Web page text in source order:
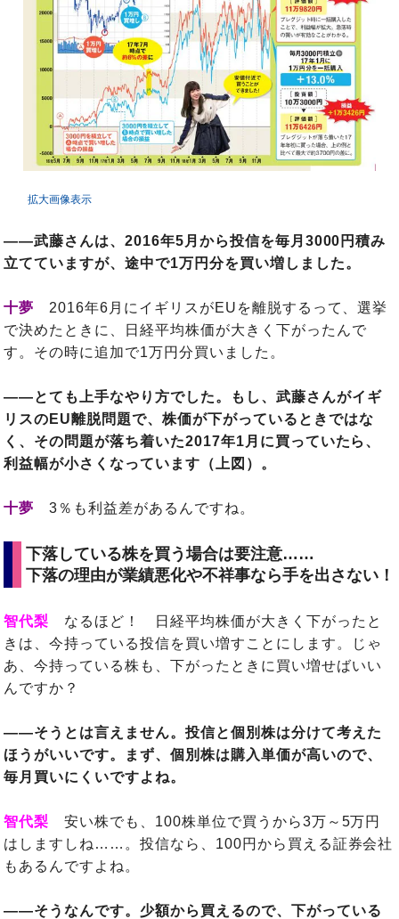
拡大画像表示
――武藤さんは、2016年5月から投信を毎月3000円積み
立てていますが、途中で1万円分を買い増しました。
十夢 2016年6月にイギリスがEUを離脱するって、選挙
で決めたときに、日経平均株価が大きく下がったんで
す。その時に追加で1万円分買いました。
――とても上手なやり方でした。もし、武藤さんがイギ
リスのEU離脱問題で、株価が下がっているときではな
く、その問題が落ち着いた2017年1月に買っていたら、
利益幅が小さくなっています（上図）。
十夢 3％も利益差があるんですね。
下落している株を買う場合は要注意……
下落の理由が業績悪化や不祥事なら手を出さない！
智代梨 なるほど！ 日経平均株価が大きく下がったと
きは、今持っている投信を買い増すことにします。じゃ
あ、今持っている株も、下がったときに買い増せばいい
んですか？
――そうとは言えません。投信と個別株は分けて考えた
ほうがいいです。まず、個別株は購入単価が高いので、
毎月買いにくいですよね。
智代梨 安い株でも、100株単位で買うから3万～5万円
はしますしね……。投信なら、100円から買える証券会社
もあるんですよね。
――そうなんです。少額から買えるので、下がっている